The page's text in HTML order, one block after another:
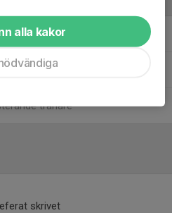
tränare
tränare
skrivet
alla kakor